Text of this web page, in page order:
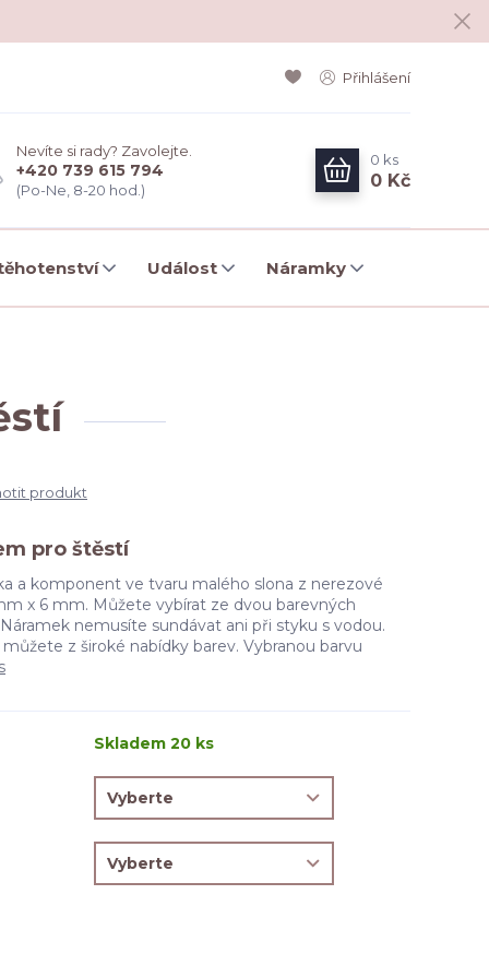
Přihlášení
Nevíte si rady? Zavolejte.
+420 739 615 794
(Po-Ne, 8-20 hod.)
0 ks
0 Kč
Událost Náramky
produkt
pro štěstí
a komponent ve tvaru malého slona z nerezové
x 6 mm. Můžete vybírat ze dvou barevných
nemusíte sundávat ani při styku s vodou.
z široké nabídky barev. Vybranou barvu
Skladem 20 ks